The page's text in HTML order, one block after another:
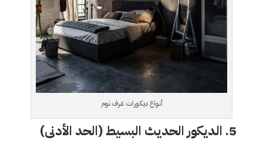
أنواع ديكورات غرف نوم
5. الديكور الحديث البسيط (الحد الأدنى)